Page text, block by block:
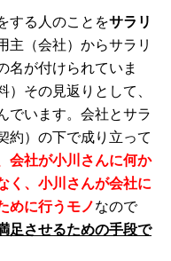
する人のことをサラリ
主（会社）からサラリ
名が付けられていま
その見返りとして、
でいます。会社とサラ
約）の下で成り立って
会社が小川さんに何か
く、小川さんが会社に
めに行うモノなので
足させるための手段で